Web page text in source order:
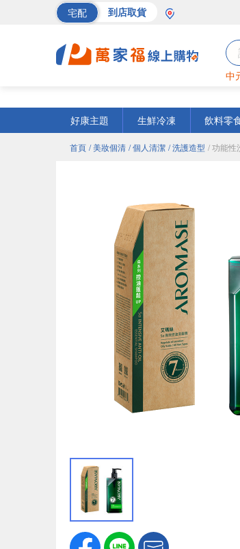
宅配 到店取貨
中
好康主題
生鮮冷凍 飲料零
首頁 / 美妝個清 / 個人清潔 / 洗護造型 / 功能性